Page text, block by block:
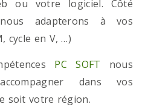
ou votre logiciel. Côté
adapterons à vos
cycle en V, …)
PC SOFT nous
dans vos
soit votre région.